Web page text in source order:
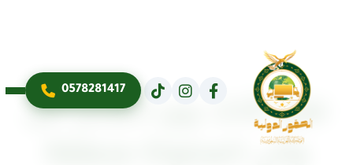
0578281417
نقل أثاث بين المدن من